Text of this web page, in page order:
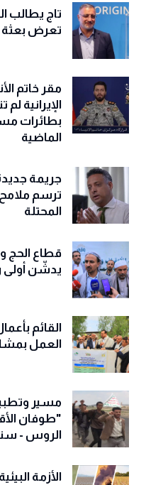
تاج يطالب
تعرض بعثة
مقر خاتم
الإيرانية
بطائرات
الماضية
جريمة
ترسم
المحتلة
قطاع الحج
يدشّن أولى
القائم
العمل
مسير
"طوفان
الروس -
الأزمة